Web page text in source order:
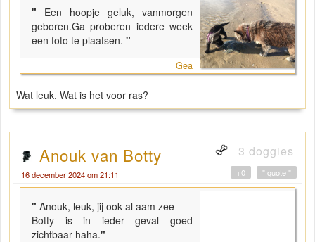
" Een hoopje geluk, vanmorgen
geboren.Ga proberen iedere week
een foto te plaatsen. "
Gea
Wat leuk. Wat is het voor ras?
Anouk van Botty 3 doggies
16 december 2024 om 21:11 " quote "
+0
" Anouk, leuk, jij ook al aam zee
Botty is in ieder geval goed
zichtbaar haha."